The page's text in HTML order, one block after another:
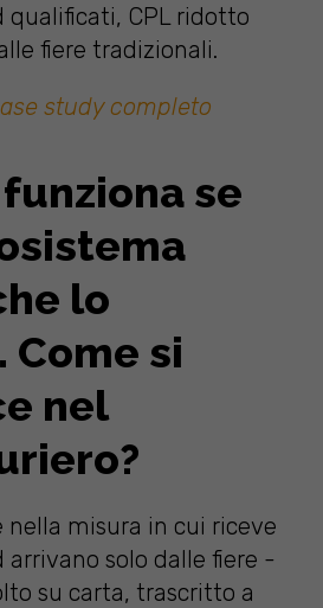
qualificati, CPL ridotto
fiere tradizionali.
study completo
se
lo
si
nel
nella misura in cui riceve
solo dalle fiere -
su carta, trascritto a